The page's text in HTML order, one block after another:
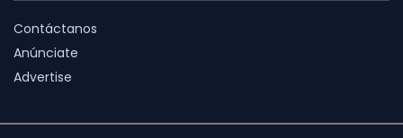
Contáctanos
Anúnciate
Advertise